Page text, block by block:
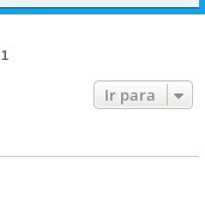
1
Ir para